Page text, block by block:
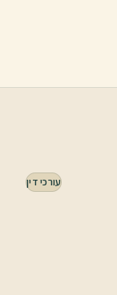
עורכי דין